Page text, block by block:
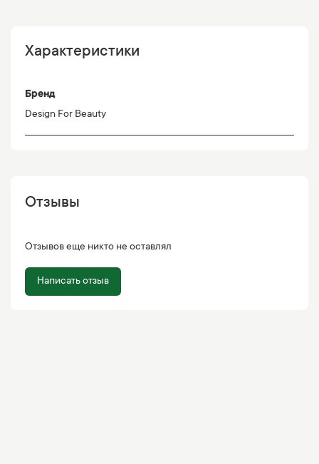
Характеристики
Бренд
Design For Beauty
Отзывы
Отзывов еще никто не оставлял
Написать отзыв